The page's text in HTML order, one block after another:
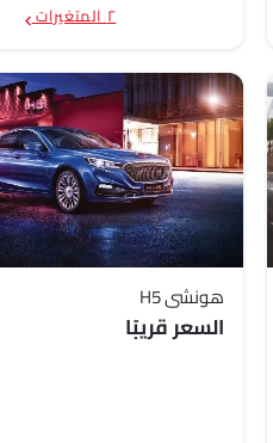
٢ المتغيرات
هونشي H5
السعر قريبًا